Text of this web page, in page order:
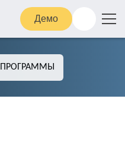
Демо